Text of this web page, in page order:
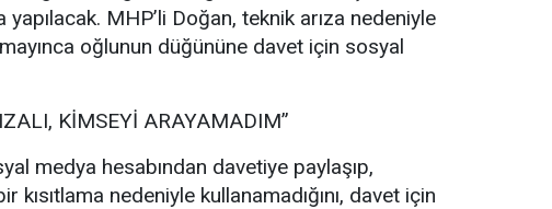
yapılacak. MHP’li Doğan, teknik arıza nedeniyle
oğlunun düğününe davet için sosyal
KİMSEYİ ARAYAMADIM”
medya hesabından davetiye paylaşıp,
kısıtlama nedeniyle kullanamadığını, davet için